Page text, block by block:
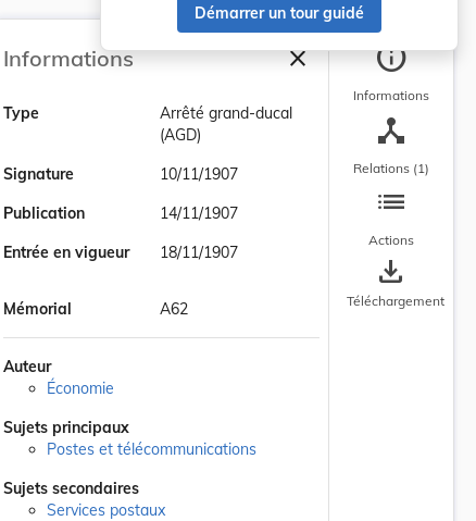
Démarrer un tour guidé
Informations closeFermer la barre
Type
Arrêté grand-ducal
(AGD)
Signature
10/11/1907
Publication
14/11/1907
Entrée en vigueur
18/11/1907
Mémorial A62
Auteur
Économie
Sujets principaux
Postes et télécommunications
Sujets secondaires
Services postaux
info
Informations
device_hub
Relations (1)
list
Actions
save_alt
Téléchargement